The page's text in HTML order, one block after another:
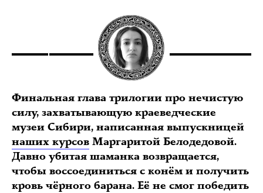
Финальная глава трилогии про нечистую
силу, захватывающую краеведческие
музеи Сибири, написанная выпускницей
наших курсов Маргаритой Белодедовой.
Давно убитая шаманка возвращается,
чтобы воссоединиться с конём и получить
кровь чёрного барана. Её не смог победить